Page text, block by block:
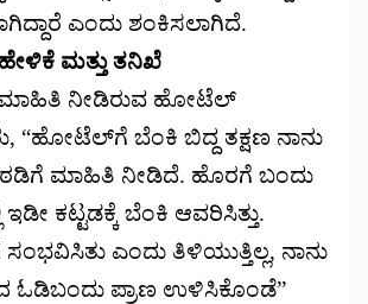
ಎಂದು ಶಂಕಿಸಲಾಗಿದೆ.
ಹೇಳಿಕೆ ಮತ್ತು ತನಿಖೆ
ನೀಡಿರುವ ಹೋಟೆಲ್
“ಹೋಟೆಲ್‌ಗೆ ಬೆಂಕಿ ಬಿದ್ದ ತಕ್ಷಣ ನಾನು
ಮಾಹಿತಿ ನೀಡಿದೆ. ಹೊರಗೆ ಬಂದು
ಕಟ್ಟಡಕ್ಕೆ ಬೆಂಕಿ ಆವರಿಸಿತ್ತು.
ಎಂದು ತಿಳಿಯುತ್ತಿಲ್ಲ, ನಾನು
ಓಡಿಬಂದು ಪ್ರಾಣ ಉಳಿಸಿಕೊಂಡೆ”